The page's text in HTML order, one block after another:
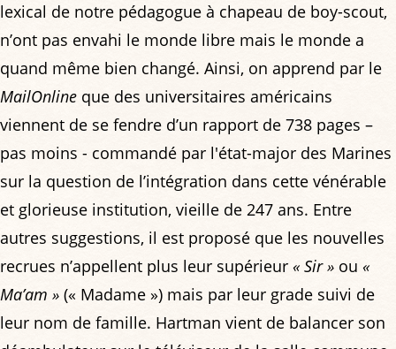
lexical de notre pédagogue à chapeau de boy-scout,
n’ont pas envahi le monde libre mais le monde a
quand même bien changé. Ainsi, on apprend par le
MailOnline que des universitaires américains
viennent de se fendre d’un rapport de 738 pages –
pas moins - commandé par l'état-major des Marines
sur la question de l’intégration dans cette vénérable
et glorieuse institution, vieille de 247 ans. Entre
autres suggestions, il est proposé que les nouvelles
recrues n’appellent plus leur supérieur « Sir » ou «
Ma’am » (« Madame ») mais par leur grade suivi de
leur nom de famille. Hartman vient de balancer son